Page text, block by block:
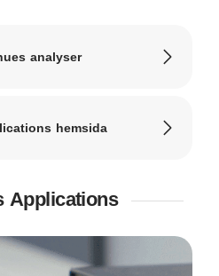
analyser
hemsida
Applications